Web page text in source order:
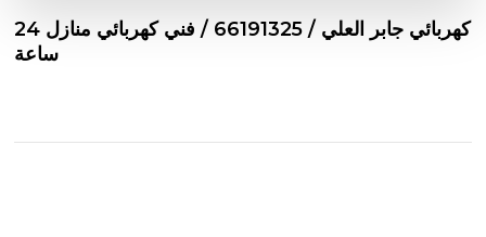
كهربائي جابر العلي / 66191325 / فني كهربائي منازل 24
ساعة